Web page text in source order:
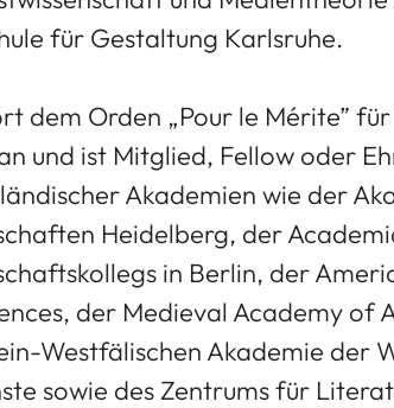
für Gestaltung Karlsruhe.
dem Orden „Pour le Mérite”
und ist Mitglied, Fellow oder
Akademien wie der
Heidelberg, der
in Berlin, der
der Medieval Academy of
Westfälischen Akademie der
sowie des Zentrums für